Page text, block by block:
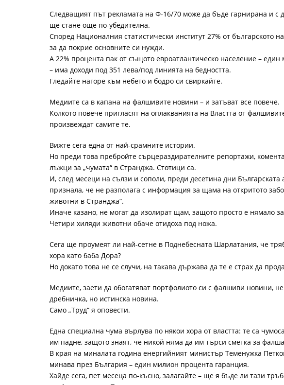
Следващият път рекламата на Ф-16/70 може да бъде гарнирана и с
ще стане още по-убедителна.
Според Националния статистически институт 27% от българското
за да покрие основните си нужди.
А 22% процента пак от същото евроатлантическо население –
– има доходи под 351 лева/под линията на бедността.
Гледайте нагоре към небето и бодро си свиркайте.
Медиите са в капана на фалшивите новини – и затъват все повече.
Колкото повече пригласят на оплакванията на Властта от
произвеждат самите те.
Вижте сега една от най-срамните истории.
Но преди това пребройте сърцераздирателните репортажи,
лъжци за „чумата“ в Странджа. Стотици са.
И, след месеци на сълзи и сополи, преди десетина дни Българската
признала, че не разполага с информация за щама на откритото
животни в Странджа“.
Иначе казано, не могат да изолират щам, защото просто е нямало
Четири хиляди животни обаче отидоха под ножа.
Сега ще проумеят ли най-сетне в Поднебесната Шарлатания, че
хора като баба Дора?
Но докато това не се случи, на такава държава да те е страх да
Медиите, заети да обогатяват портфолиото си с фалшиви новини,
дребничка, но истинска новина.
Само „Труд“ я оповести.
Една специална чума върлува по някои хора от властта: те са
им падне, защото знаят, че никой няма да им търси сметка за
В края на миналата година енергийният министър Теменужка
минава през България – един милион процента гаранция.
Хайде сега, пет месеца по-късно, залагайте – ще я бъде ли тази